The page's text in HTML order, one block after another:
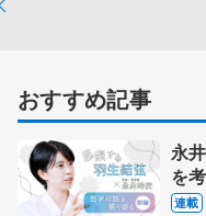
おすすめ記事
永
を
【
連載